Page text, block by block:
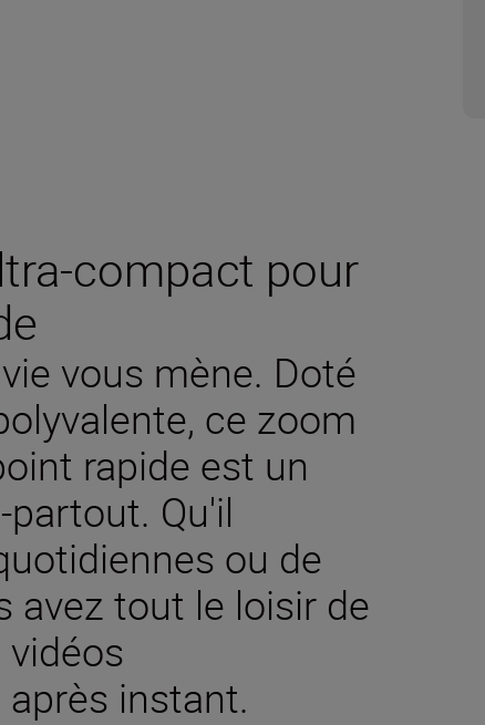
compact pour
vous mène. Doté
ce zoom
rapide est un
Qu'il
ou de
avez tout le loisir de
instant.